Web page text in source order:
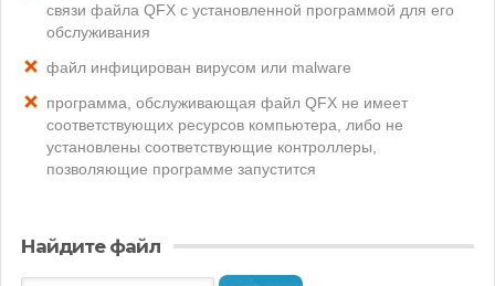
связи файла QFX с установленной программой для его
обслуживания
файл инфицирован вирусом или malware
программа, обслуживающая файл QFX не имеет
соответствующих ресурсов компьютера, либо не
установлены соответствующие контроллеры,
позволяющие программе запустится
Найдите файл